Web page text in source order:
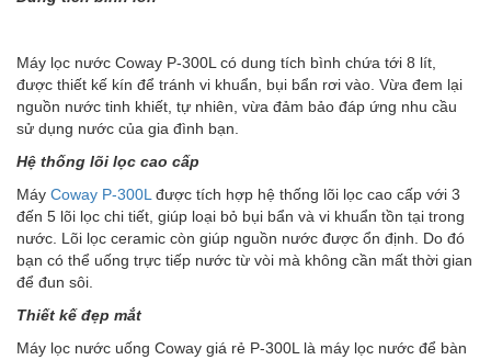
Máy lọc nước Coway P-300L có dung tích bình chứa tới 8 lít,
được thiết kế kín để tránh vi khuẩn, bụi bẩn rơi vào. Vừa đem lại
nguồn nước tinh khiết, tự nhiên, vừa đảm bảo đáp ứng nhu cầu
sử dụng nước của gia đình bạn.
Hệ thống lõi lọc cao cấp
Máy Coway P-300L được tích hợp hệ thống lõi lọc cao cấp với 3
đến 5 lõi lọc chi tiết, giúp loại bỏ bụi bẩn và vi khuẩn tồn tại trong
nước. Lõi lọc ceramic còn giúp nguồn nước được ổn định. Do đó
bạn có thể uống trực tiếp nước từ vòi mà không cần mất thời gian
để đun sôi.
Thiết kế đẹp mắt
Máy lọc nước uống Coway giá rẻ P-300L là máy lọc nước để bàn